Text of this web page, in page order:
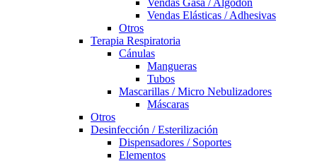
Vendas Gasa / Algodón
Vendas Elásticas / Adhesivas
Otros
Terapia Respiratoria
Cánulas
Mangueras
Tubos
Mascarillas / Micro Nebulizadores
Máscaras
Otros
Desinfección / Esterilización
Dispensadores / Soportes
Elementos